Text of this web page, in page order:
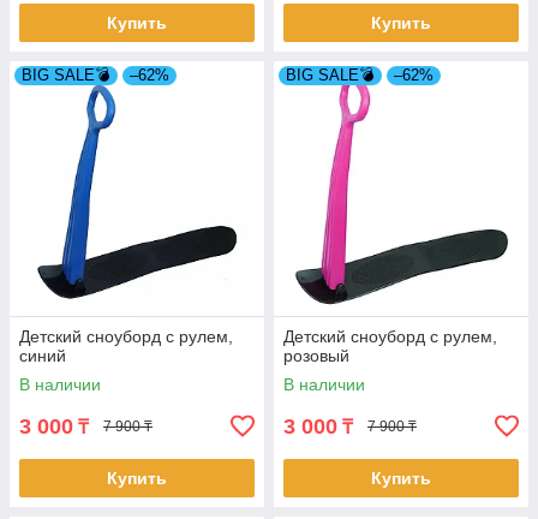
Купить Купить
BIG SALE💣 –62%
Детский сноуборд с рулем,
синий
В наличии
3 000 ₸ 7 900 ₸
Купить
BIG SALE💣 –62%
Детский сноуборд с рулем,
розовый
В наличии
3 000 ₸ 7 900 ₸
Купить